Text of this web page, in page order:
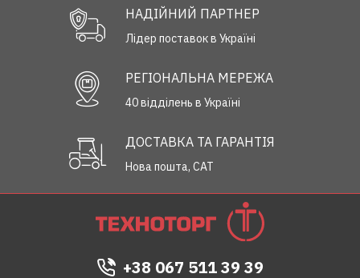
НАДІЙНИЙ ПАРТНЕР
Лідер поставок в Україні
РЕГІОНАЛЬНА МЕРЕЖА
40 відділень в Україні
ДОСТАВКА ТА ГАРАНТІЯ
Нова пошта, САТ
+38 067 511 39 39